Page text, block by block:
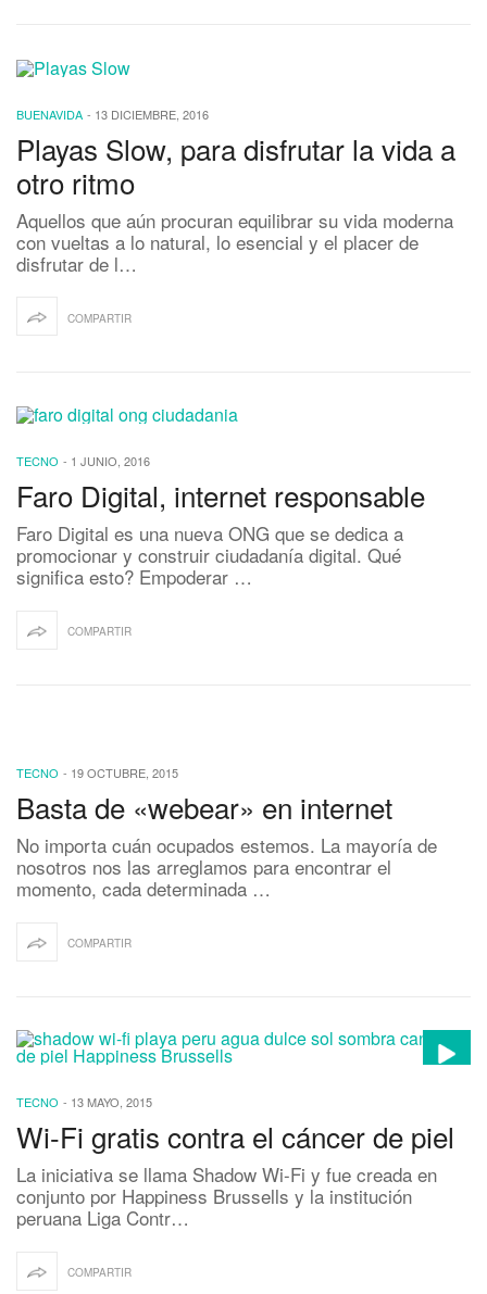
BUENAVIDA - 13 DICIEMBRE, 2016
Playas Slow, para disfrutar la vida a
otro ritmo
Aquellos que aún procuran equilibrar su vida moderna
con vueltas a lo natural, lo esencial y el placer de
disfrutar de l…
COMPARTIR
TECNO - 1 JUNIO, 2016
Faro Digital, internet responsable
Faro Digital es una nueva ONG que se dedica a
promocionar y construir ciudadanía digital. Qué
significa esto? Empoderar …
COMPARTIR
TECNO - 19 OCTUBRE, 2015
Basta de «webear» en internet
No importa cuán ocupados estemos. La mayoría de
nosotros nos las arreglamos para encontrar el
momento, cada determinada …
COMPARTIR
TECNO - 13 MAYO, 2015
Wi-Fi gratis contra el cáncer de piel
La iniciativa se llama Shadow Wi-Fi y fue creada en
conjunto por Happiness Brussells y la institución
peruana Liga Contr…
COMPARTIR